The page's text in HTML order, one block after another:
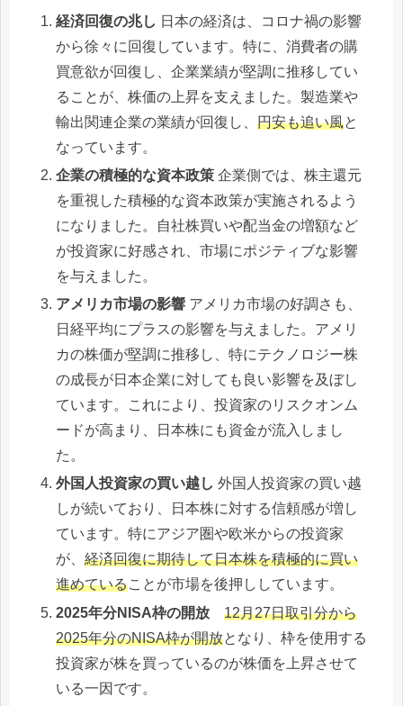
経済回復の兆し 日本の経済は、コロナ禍の影響
から徐々に回復しています。特に、消費者の購
買意欲が回復し、企業業績が堅調に推移してい
ることが、株価の上昇を支えました。製造業や
輸出関連企業の業績が回復し、円安も追い風と
なっています。
企業の積極的な資本政策 企業側では、株主還元
を重視した積極的な資本政策が実施されるよう
になりました。自社株買いや配当金の増額など
が投資家に好感され、市場にポジティブな影響
を与えました。
アメリカ市場の影響 アメリカ市場の好調さも、
日経平均にプラスの影響を与えました。アメリ
カの株価が堅調に推移し、特にテクノロジー株
の成長が日本企業に対しても良い影響を及ぼし
ています。これにより、投資家のリスクオンム
ードが高まり、日本株にも資金が流入しまし
た。
外国人投資家の買い越し 外国人投資家の買い越
しが続いており、日本株に対する信頼感が増し
ています。特にアジア圏や欧米からの投資家
が、経済回復に期待して日本株を積極的に買い
進めていることが市場を後押ししています。
2025年分NISA枠の開放
12月27日取引分から
2025年分のNISA枠が開放となり、枠を使用する
投資家が株を買っているのが株価を上昇させて
いる一因です。